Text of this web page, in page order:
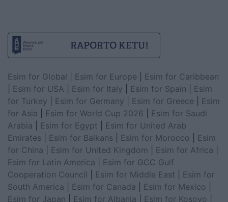
Esim for Global Esim for Europe
Esim for Caribbean
Esim for USA Esim for Italy Esim for Spain
Esim
for Turkey
Esim for Germany Esim for Greece
Esim
for Asia
Esim for World Cup 2026
Esim for Saudi
Arabia
Esim for Egypt
Esim for United Arab
Emirates
Esim for Balkans Esim for Morocco
Esim
for China
Esim for United Kingdom Esim for Africa
Esim for Latin America
Esim for GCC Gulf
Cooperation Council
Esim for Middle East
Esim for
South America
Esim for Canada Esim for Mexico
Esim for Japan
Esim for Albania Esim for Kosovo